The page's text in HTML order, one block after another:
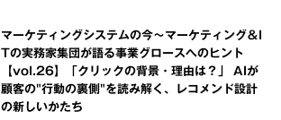
マーケティングシステムの今～マーケティング＆I
Tの実務家集団が語る事業グロースへのヒント
【vol.26】「クリックの背景・理由は？」 AIが
顧客の"行動の裏側"を読み解く、レコメンド設計
の新しいかたち